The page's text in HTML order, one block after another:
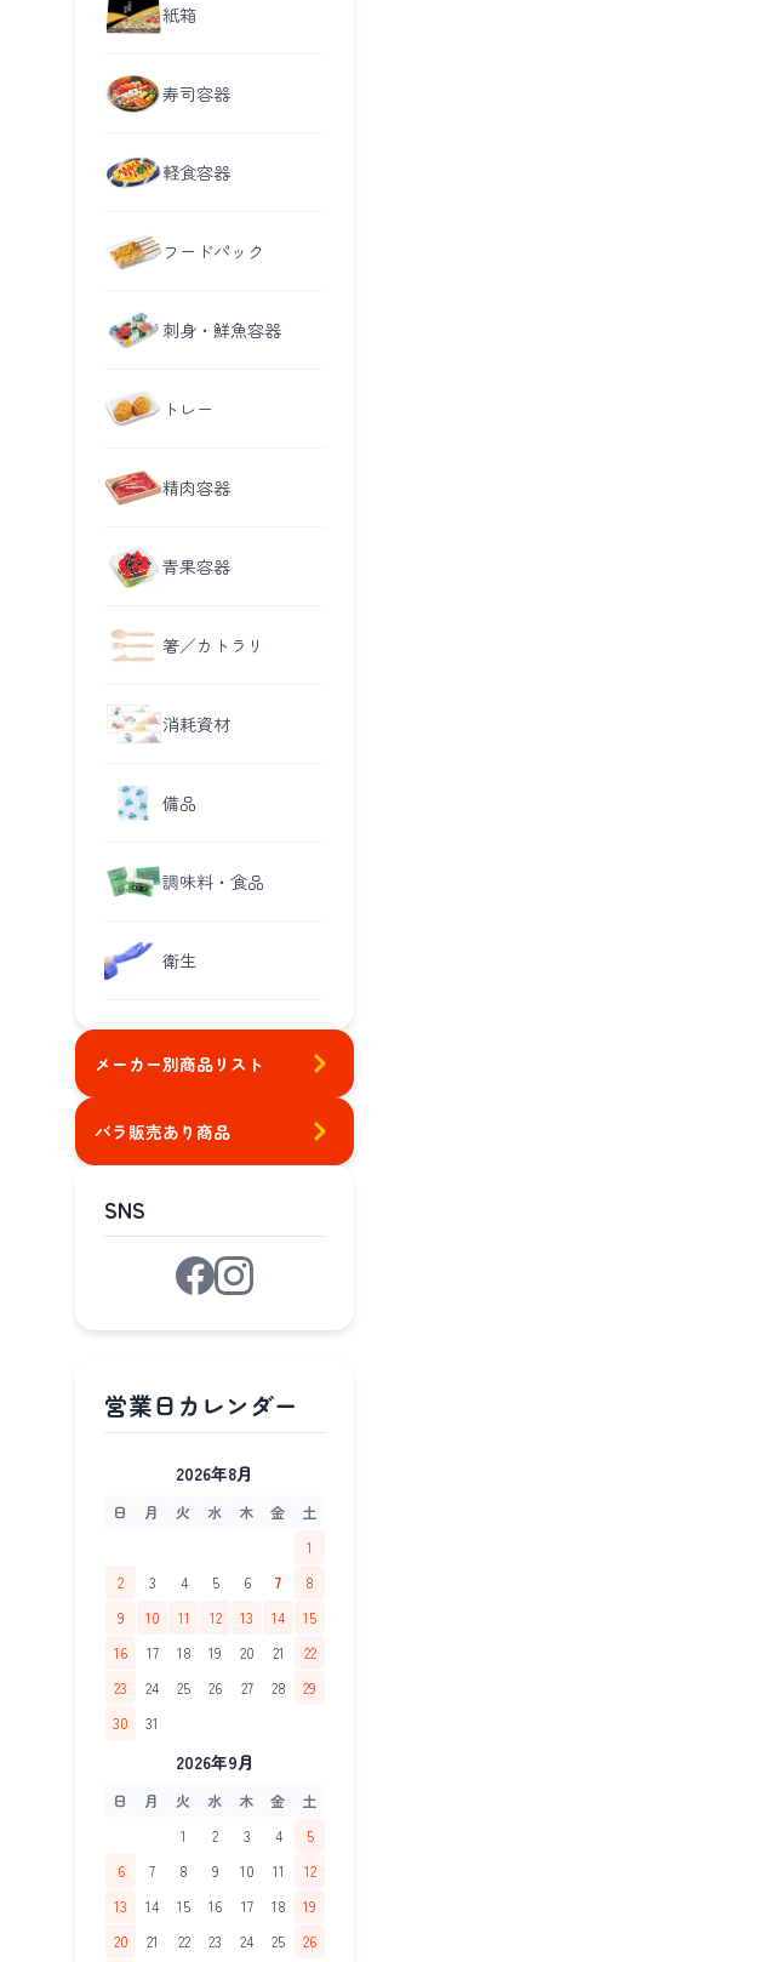
紙箱
寿司容器
軽食容器
フードパック
刺身・鮮魚容器
トレー
精肉容器
青果容器
箸／カトラリ
消耗資材
備品
調味料・食品
衛生
メーカー別商品リスト
バラ販売あり商品
SNS
2026年8月
日 月 火 水 木 金
土
1
2
3 4 5 6 7
8
9
10 11 12 13 14
15
16
17 18 19 20 21
22
23
24 25 26 27 28
29
30
31
2026年9月
日 月 火 水 木 金
土
1
2 3 4
5
6
7 8 9 10 11
12
13
14 15 16 17 18
19
20
21 22 23 24 25
26